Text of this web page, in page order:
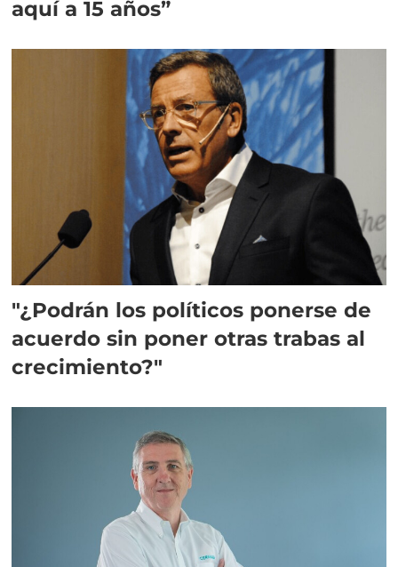
aquí a 15 años”
"¿Podrán los políticos ponerse de
acuerdo sin poner otras trabas al
crecimiento?"